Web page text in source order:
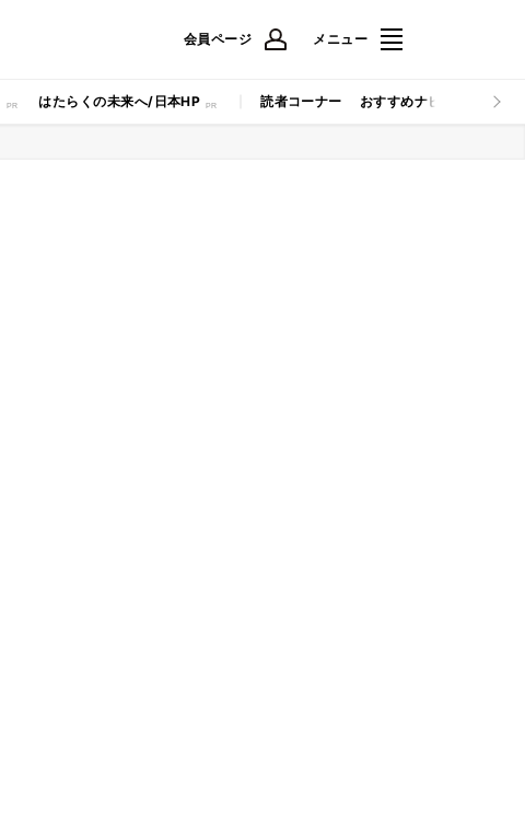
会員ページ メニュー
はたらくの未来へ/日本HP 読者コーナー おすすめナビ マイナビ